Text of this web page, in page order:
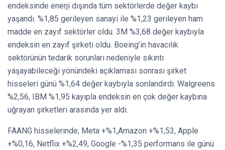
endeksinde enerji dışında tüm sektörlerde değer kaybı
yaşandı. %1,85 gerileyen sanayi ile %1,23 gerileyen ham
madde en zayıf sektörler oldu. 3M %3,68 değer kaybıyla
endeksin en zayıf şirketi oldu. Boeing’in havacılık
sektörünün tedarik sorunları nedeniyle sıkıntı
yaşayabileceği yönündeki açıklaması sonrası şirket
hisseleri günü %1,64 değer kaybıyla sonlandırdı. Walgreens
%2,56, IBM %1,95 kayıpla endeksin en çok değer kaybına
uğrayan şirketleri arasında yer aldı.
FAANG hisselerinde; Meta +%1,Amazon +%1,53, Apple
+%0,16, Netflix +%2,49, Google -%1,35 performans ile günü